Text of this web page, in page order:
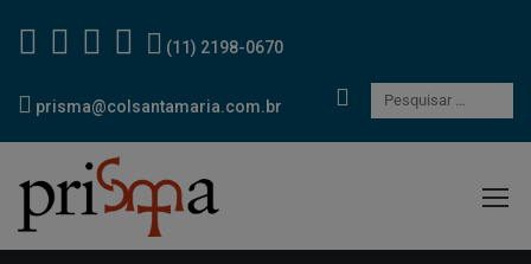
(11) 2198-0670
prisma@colsantamaria.com.br